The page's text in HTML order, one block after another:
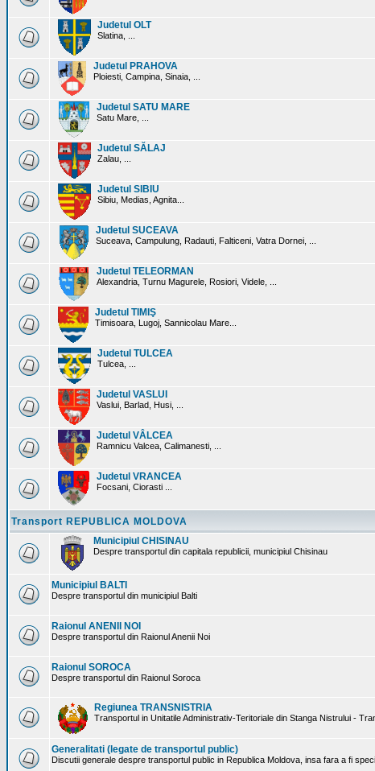
Judetul OLT
Slatina, ...
Judetul PRAHOVA
Ploiesti, Campina, Sinaia, ...
Judetul SATU MARE
Satu Mare, ...
Judetul SĂLAJ
Zalau, ...
Judetul SIBIU
Sibiu, Medias, Agnita...
Judetul SUCEAVA
Suceava, Campulung, Radauti, Falticeni, Vatra Dornei, ...
Judetul TELEORMAN
Alexandria, Turnu Magurele, Rosiori, Videle, ...
Judetul TIMIŞ
Timisoara, Lugoj, Sannicolau Mare...
Judetul TULCEA
Tulcea, ...
Judetul VASLUI
Vaslui, Barlad, Husi, ...
Judetul VÂLCEA
Ramnicu Valcea, Calimanesti, ...
Judetul VRANCEA
Focsani, Ciorasti ...
Transport REPUBLICA MOLDOVA
Municipiul CHISINAU
Despre transportul din capitala republicii, municipiul Chisinau
Municipiul BALTI
Despre transportul din municipiul Balti
Raionul ANENII NOI
Despre transportul din Raionul Anenii Noi
Raionul SOROCA
Despre transportul din Raionul Soroca
Regiunea TRANSNISTRIA
Transportul in Unitatile Administrativ-Teritoriale din Stanga Nistrului -
Generalitati (legate de transportul public)
Discutii generale despre transportul public in Republica Moldova, insa fara a fi